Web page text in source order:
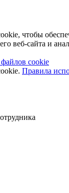
чтобы
веб-сайта и
cookie
Правила